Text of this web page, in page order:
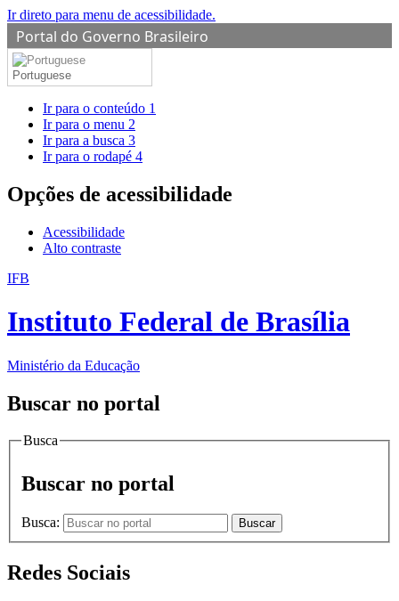
Ir direto para menu de acessibilidade.
Portal do Governo Brasileiro
Portuguese
Ir para o conteúdo 1
Ir para o menu 2
Ir para a busca 3
Ir para o rodapé 4
Opções de acessibilidade
Acessibilidade
Alto contraste
IFB
Instituto Federal de Brasília
Ministério da Educação
Buscar no portal
Busca
Buscar no portal
Busca: Buscar
Redes Sociais